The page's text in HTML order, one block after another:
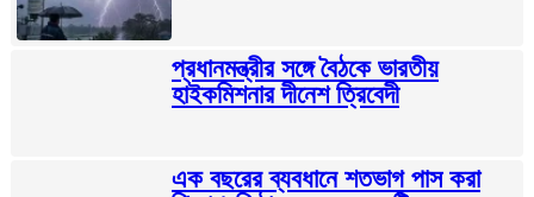
প্রধানমন্ত্রীর সঙ্গে বৈঠকে ভারতীয়
হাইকমিশনার দীনেশ ত্রিবেদী
এক বছরের ব্যবধানে শতভাগ পাস করা